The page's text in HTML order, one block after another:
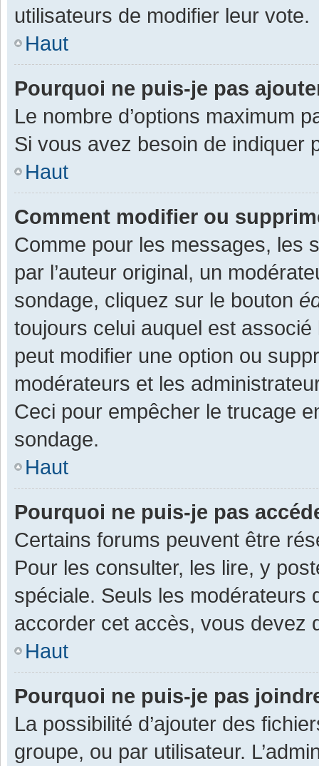
utilisateurs de modifier leur vote.
Haut
Pourquoi ne puis-je pas
Le nombre d’options maximum
Si vous avez besoin de indiquer
Haut
Comment modifier ou
Comme pour les messages, les
par l’auteur original, un
sondage, cliquez sur le bouton
toujours celui auquel est associé
peut modifier une option ou
modérateurs et les
Ceci pour empêcher le trucage
sondage.
Haut
Pourquoi ne puis-je pas
Certains forums peuvent être
Pour les consulter, les lire, y
spéciale. Seuls les modérateurs
accorder cet accès, vous devez
Haut
Pourquoi ne puis-je pas
La possibilité d’ajouter des
groupe, ou par utilisateur.